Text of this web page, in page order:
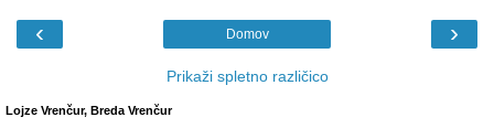
‹ ›
Domov
Prikaži spletno različico
Lojze Vrenčur, Breda Vrenčur